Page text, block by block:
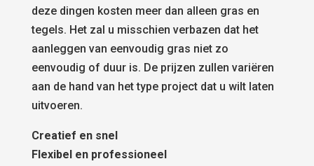
deze dingen kosten meer dan alleen gras en
tegels. Het zal u misschien verbazen dat het
aanleggen van eenvoudig gras niet zo
eenvoudig of duur is. De prijzen zullen variëren
aan de hand van het type project dat u wilt laten
uitvoeren.
Creatief en snel
Flexibel en professioneel